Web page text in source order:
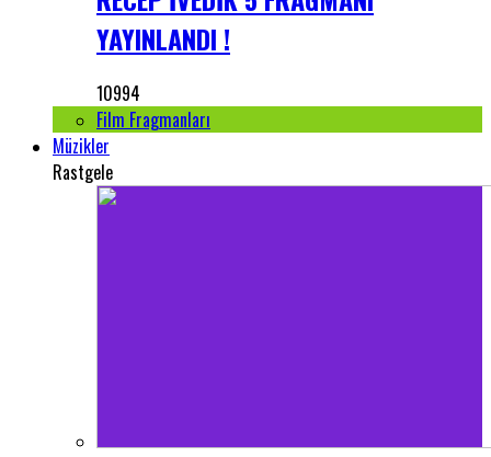
YAYINLANDI !
10994
Film Fragmanları
Müzikler
Rastgele